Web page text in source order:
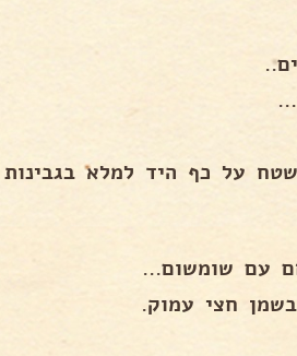
על כף היד למלא בגבינות
עם שומשום...
חצי עמוק.